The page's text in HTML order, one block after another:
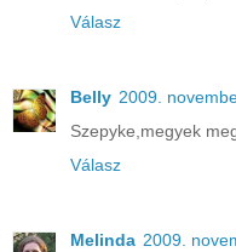
Válasz
Belly 2009.
Szepyke,megyek
Válasz
Melinda 2009.